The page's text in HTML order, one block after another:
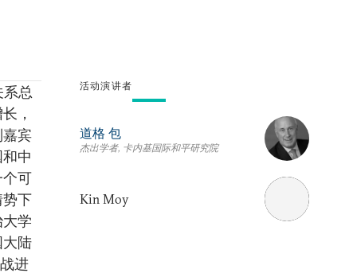
总
，
宾
中
可
下
学
陆
进
活动演讲者
道格 包
杰出学者, 卡内基国际和平研究院
Kin Moy